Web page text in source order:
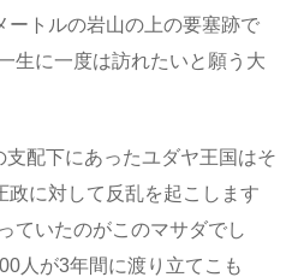
ートルの岩山の上の要塞跡で
生に一度は訪れたいと願う大
配下にあったユダヤ王国はそ
政に対して反乱を起こします
ていたのがこのマサダでし
人が3年間に渡り立てこも